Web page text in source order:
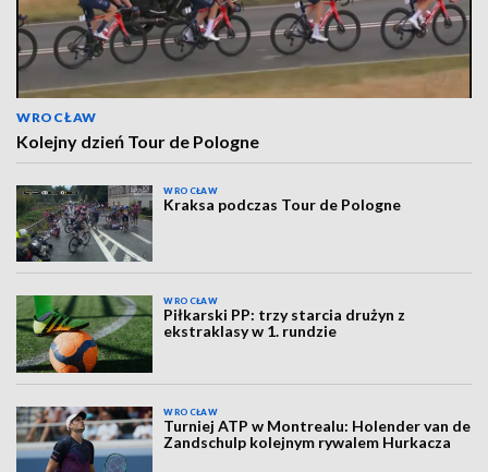
WROCŁAW
Kolejny dzień Tour de Pologne
WROCŁAW
Kraksa podczas Tour de Pologne
WROCŁAW
Piłkarski PP: trzy starcia drużyn z
ekstraklasy w 1. rundzie
WROCŁAW
Turniej ATP w Montrealu: Holender van de
Zandschulp kolejnym rywalem Hurkacza